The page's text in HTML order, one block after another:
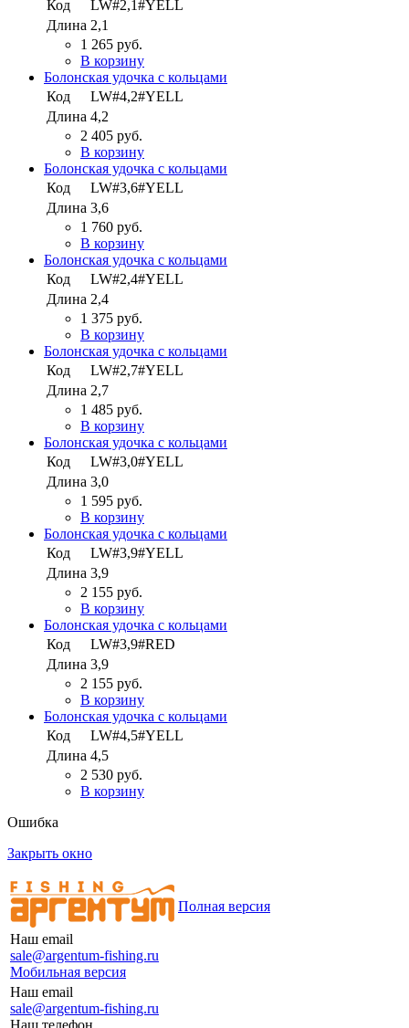
Код
LW#2,1#YELL
Длина 2,1
1 265 руб.
В корзину
Болонская удочка с кольцами
Код
LW#4,2#YELL
Длина 4,2
2 405 руб.
В корзину
Болонская удочка с кольцами
Код
LW#3,6#YELL
Длина 3,6
1 760 руб.
В корзину
Болонская удочка с кольцами
Код
LW#2,4#YELL
Длина 2,4
1 375 руб.
В корзину
Болонская удочка с кольцами
Код
LW#2,7#YELL
Длина 2,7
1 485 руб.
В корзину
Болонская удочка с кольцами
Код
LW#3,0#YELL
Длина 3,0
1 595 руб.
В корзину
Болонская удочка с кольцами
Код
LW#3,9#YELL
Длина 3,9
2 155 руб.
В корзину
Болонская удочка с кольцами
Код
LW#3,9#RED
Длина 3,9
2 155 руб.
В корзину
Болонская удочка с кольцами
Код
LW#4,5#YELL
Длина 4,5
2 530 руб.
В корзину
Ошибка
Закрыть окно
Наш email
sale@argentum-fishing.ru
Мобильная версия
Полная версия
Наш email
sale@argentum-fishing.ru
Наш телефон